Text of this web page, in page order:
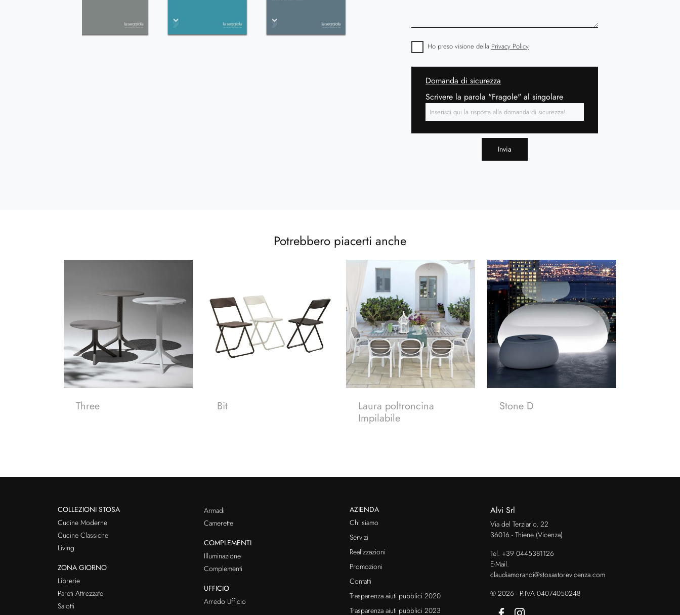
Ho preso visione della Privacy Policy
Domanda di sicurezza
Scrivere la parola "Fragole" al singolare
Invia
Potrebbero piacerti anche
Three Bit
Laura poltroncina
Impilabile
Stone D
COLLEZIONI STOSA
Cucine Moderne
Cucine Classiche
Living
ZONA GIORNO
Librerie
Pareti Attrezzate
Salotti
Armadi
Camerette
COMPLEMENTI
Illuminazione
Complementi
UFFICIO
Arredo Ufficio
AZIENDA
Chi siamo
Servizi
Realizzazioni
Promozioni
Contatti
Trasparenza aiuti pubblici 2020
Trasparenza aiuti pubblici 2023
Alvi Srl
Via del Terziario, 22
36016 - Thiene (Vicenza)
Tel. +39 0445381126
E-Mail.
claudiamorandi@stosastorevicenza.com
® 2026 - P.IVA 04074050248